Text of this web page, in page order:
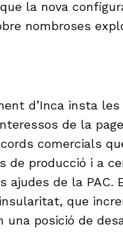
la nova
nombroses
d’Inca insta
de la
comercials
de producció i a
ajudes de la PAC.
que
posició de